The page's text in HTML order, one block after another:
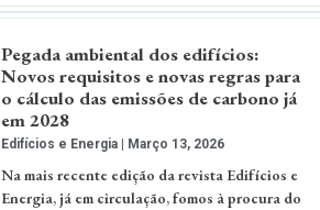
Pegada ambiental dos edifícios:
Novos requisitos e novas regras para
o cálculo das emissões de carbono já
em 2028
Edifícios e Energia Março 13, 2026
Na mais recente edição da revista Edifícios e
Energia, já em circulação, fomos à procura do